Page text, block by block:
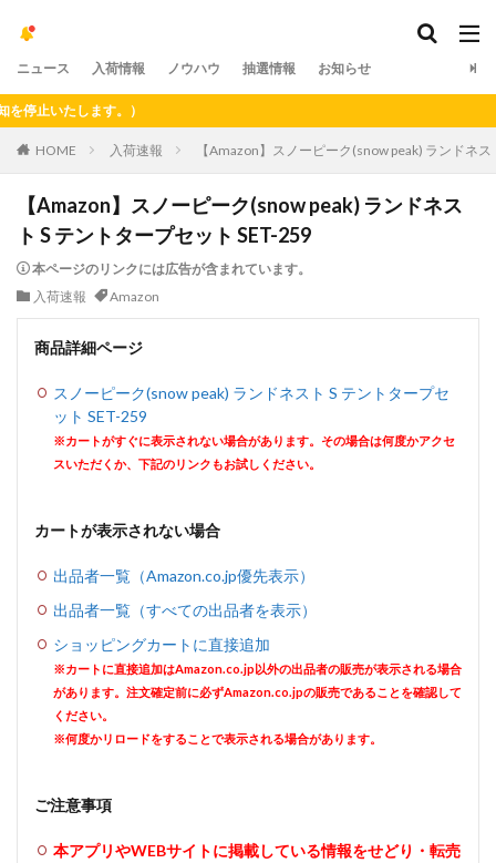
ニュース 入荷情報 ノウハウ 抽選情報 お知らせ
いたします。）
HOME 入荷速報 【Amazon】スノーピーク(snow peak) ランドネ
【Amazon】スノーピーク(snow peak) ランドネス
ト S テントタープセット SET-259
本ページのリンクには広告が含まれています。
入荷速報
Amazon
商品詳細ページ
スノーピーク(snow peak) ランドネスト S テントタープセ
ット SET-259
※カートがすぐに表示されない場合があります。その場合は何度かアクセ
スいただくか、下記のリンクもお試しください。
カートが表示されない場合
出品者一覧（Amazon.co.jp優先表示）
出品者一覧（すべての出品者を表示）
ショッピングカートに直接追加
※カートに直接追加はAmazon.co.jp以外の出品者の販売が表示される場合
があります。注文確定前に必ずAmazon.co.jpの販売であることを確認して
ください。
※何度かリロードをすることで表示される場合があります。
ご注意事項
本アプリやWEBサイトに掲載している情報をせどり・転売